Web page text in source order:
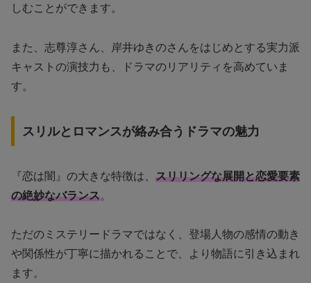
しむことができます。
また、志尊淳さん、岸井ゆきのさんをはじめとする実力派
キャストの演技力も、ドラマのリアリティを高めていま
す。
スリルとロマンスが絡み合うドラマの魅力
『恋は闇』の大きな特徴は、 スリリングな展開と恋愛要素
の絶妙なバランス。
ただのミステリードラマではなく、登場人物の感情の動き
や関係性が丁寧に描かれることで、より物語に引き込まれ
ます。